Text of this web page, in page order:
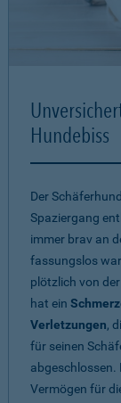
Hundebiss
Der
Spaziergang
immer brav an
fassungslos
plötzlich von
hat ein
Verletzungen,
für seinen
abgeschlossen.
Vermögen für